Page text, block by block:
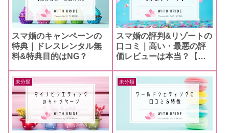
スマ婚のキャンペーンの
特典｜ドレスレンタル無
料&特典目的はNG？
スマ婚の評判&リゾートの
口コミ｜高い・最悪の評
価レビューは本当？【体
未分類 未分類